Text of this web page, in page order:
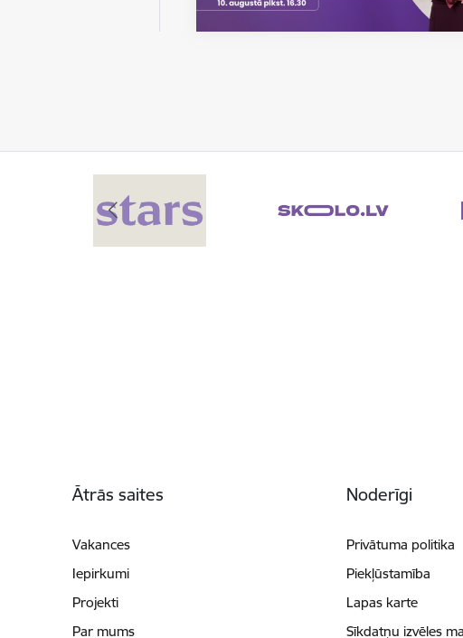
Ātrās saites
Vakances
Iepirkumi
Projekti
Par mums
Noderīgi
Privātuma politika
Piekļūstamība
Lapas karte
Sīkdatņu izvēles